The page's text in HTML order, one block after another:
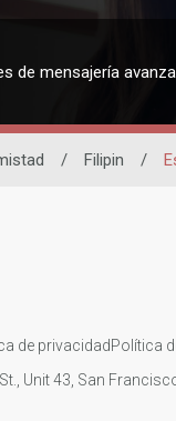
de mensajería
/ Filipin /
de privacidadPolítica
Unit 43, San